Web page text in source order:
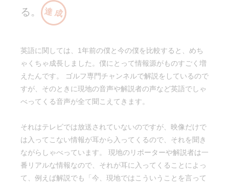
る。
達 成
英語に関しては、1年前の僕と今の僕を比較すると、めち
ゃくちゃ成長しました。僕にとって情報源がものすごく増
えたんです。 ゴルフ専門チャンネルで解説をしているので
すが、そのときに現地の音声や解説者の声など英語でしゃ
べってくる音声が全て聞こえてきます。
それはテレビでは放送されていないのですが、映像だけで
は入ってこない情報が耳から入ってくるので、それを聞き
ながらしゃべっています。 現地のリポーターや解説者は一
番リアルな情報なので、それが耳に入ってくることによっ
て、例えば解説でも「今、現地ではこういうことを言って